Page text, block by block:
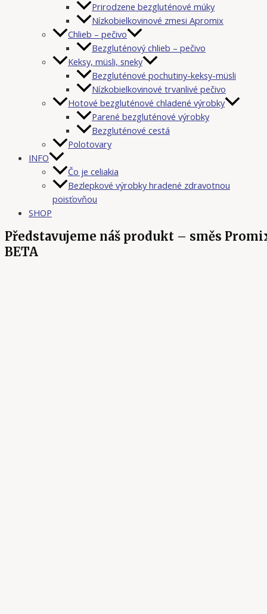
Prirodzene bezgluténové múky
Nízkobielkovinové zmesi Apromix
Chlieb – pečivo
Bezgluténový chlieb – pečivo
Keksy, müsli, sneky
Bezgluténové pochutiny-keksy-müsli
Nízkobielkovinové trvanlivé pečivo
Hotové bezgluténové chladené výrobky
Parené bezgluténové výrobky
Bezgluténové cestá
Polotovary
INFO
Čo je celiakia
Bezlepkové výrobky hradené zdravotnou
poisťovňou
SHOP
Představujeme náš produkt – směs
BETA